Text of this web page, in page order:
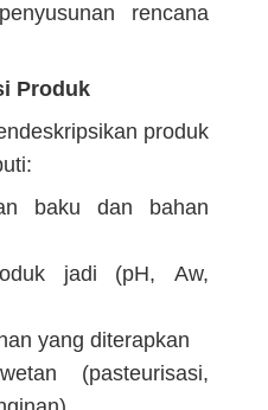
rencana
Produk
produk
baku dan bahan
jadi (pH, Aw,
yang diterapkan
(pasteurisasi,